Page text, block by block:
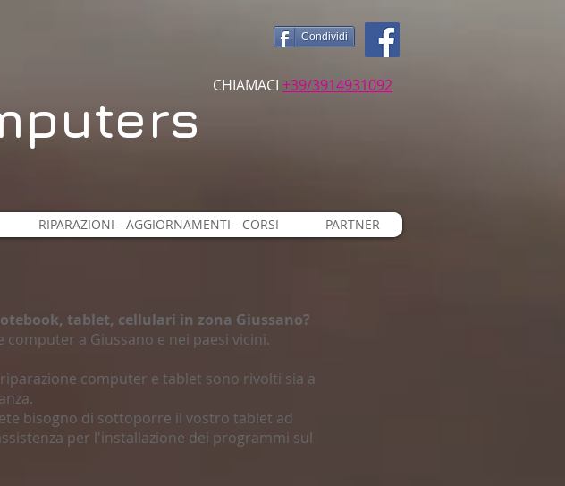
CHIAMACI​​ +39/3914931092
Condividi
RIPARAZIONI - AGGIORNAMENTI - CORSI PARTNER
tablet, cellulari in zona Giussano?
a Giussano e nei paesi vicini.
computer e tablet sono rivolti sia a
bisogno di sottoporre il vostro tablet ad
per l'installazione dei programmi sul